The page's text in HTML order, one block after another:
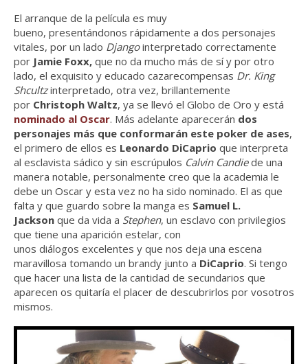
El arranque de la película es muy
bueno, presentándonos rápidamente a dos personajes
vitales, por un lado Djangointerpretado correctamente
por Jamie Foxx, que no da mucho más de sí y por otro
lado, el exquisito y educado cazarecompensas Dr. King
Shcultzinterpretado, otra vez, brillantemente
por Christoph Waltz, ya se llevó el Globo de Oro y está
nominado al Oscar. Más adelante aparecerán dos
personajes más que conformarán este poker de ases,
el primero de ellos es Leonardo DiCaprio que interpreta
al esclavista sádico y sin escrúpulos Calvin Candiede una
manera notable, personalmente creo que la academia le
debe un Oscar y esta vez no ha sido nominado. El as que
falta y que guardo sobre la manga es Samuel L.
Jackson que da vida a Stephen, un esclavo con privilegios
que tiene una aparición estelar, con
unos diálogos excelentes y que nos deja una escena
maravillosa tomando un brandy junto a DiCaprio. Si tengo
que hacer una lista de la cantidad de secundarios que
aparecen os quitaría el placer de descubrirlos por vosotros
mismos.